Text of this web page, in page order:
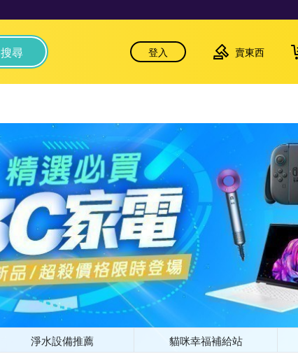
搜尋 登入 賣東西
淨水設備推薦 貓咪幸福補給站